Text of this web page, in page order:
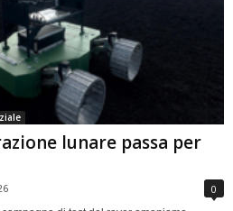
lunare passa per
0